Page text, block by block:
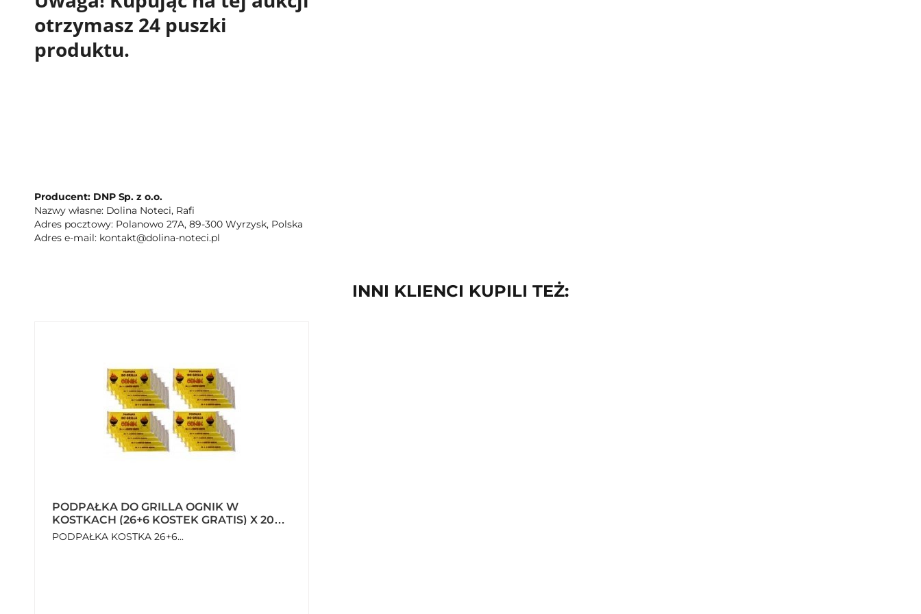
otrzymasz 24 puszki
produktu.
Producent: DNP Sp. z o.o.
Nazwy własne: Dolina Noteci, Rafi
Adres pocztowy: Polanowo 27A, 89-300 Wyrzysk, Polska
Adres e-mail: kontakt@dolina-noteci.pl
INNI KLIENCI KUPILI TEŻ:
PODPAŁKA DO GRILLA OGNIK W
KOSTKACH (26+6 KOSTEK GRATIS) X 20
OPAKOWAŃ
PODPAŁKA KOSTKA 26+6...